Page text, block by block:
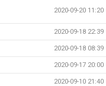
2020-09-20 11:20
2020-09-18 22:39
2020-09-18 08:39
2020-09-17 20:00
2020-09-10 21:40